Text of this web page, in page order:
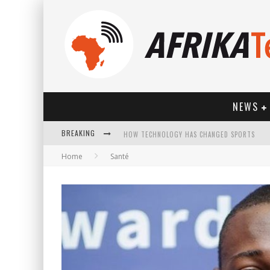
NEWS
BREAKING HOW TECHNOLOGY HAS CHANGED SPORTS
Home Santé